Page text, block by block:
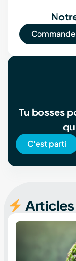
Tu bosses
C'est parti